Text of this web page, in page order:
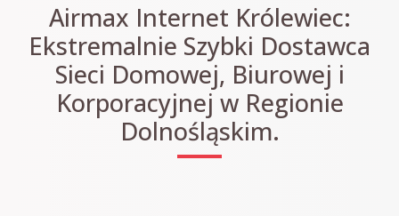
Airmax Internet Królewiec:
Ekstremalnie Szybki Dostawca
Sieci Domowej, Biurowej i
Korporacyjnej w Regionie
Dolnośląskim.